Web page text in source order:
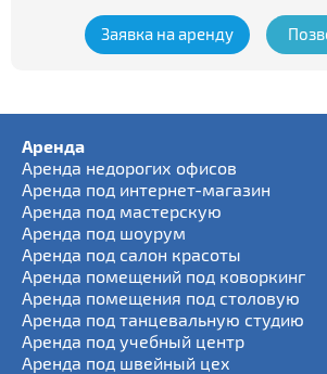
Заявка на аренду
Аренда
Аренда недорогих офисов
Аренда под интернет-магазин
Аренда под мастерскую
Аренда под шоурум
Аренда под салон красоты
Аренда помещений под коворкинг
Аренда помещения под столовую
Аренда под танцевальную студию
Аренда под учебный центр
Аренда под швейный цех